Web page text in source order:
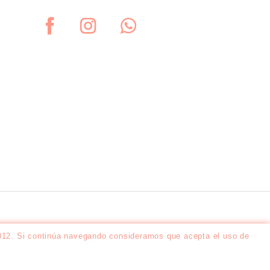
Si continúa navegando consideramos que acepta el uso de